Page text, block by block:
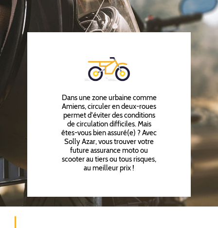
Dans une zone urbaine comme
Amiens, circuler en deux-roues
permet d'éviter des conditions
de circulation difficiles. Mais
êtes-vous bien assuré(e) ? Avec
Solly Azar, vous trouver votre
future assurance moto ou
scooter au tiers ou tous risques,
au meilleur prix !